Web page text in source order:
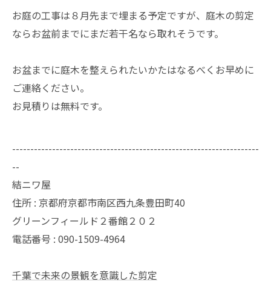
お庭の工事は８月先まで埋まる予定ですが、庭木の剪定
ならお盆前までにまだ若干名なら取れそうです。
お盆までに庭木を整えられたいかたはなるべくお早めに
ご連絡ください。
お見積りは無料です。
--------------------------------------------------------------------
--
結ニワ屋
住所 : 京都府京都市南区西九条豊田町40
グリーンフィールド２番館２０２
電話番号 : 090-1509-4964
千葉で未来の景観を意識した剪定